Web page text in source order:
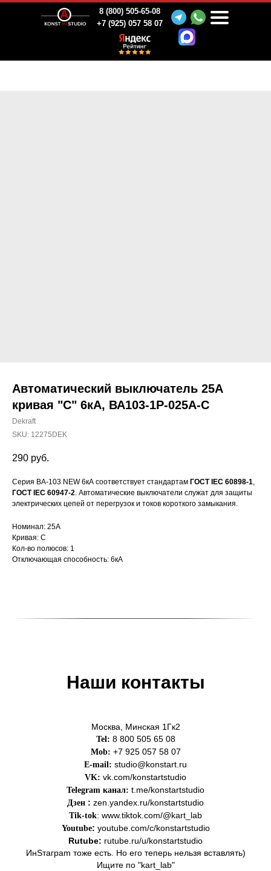
+7 (925) 057 58 07
8 (800) 505-65-08
Автоматический выключатель 25А
кривая "С" 6кА, ВА103-1P-025A-C
Dekraft
SKU: 12275DEK
290 руб.
Серия ВА-103 NEW 6кА соответствует стандартам ГОСТ IEC 60898-1,
ГОСТ IEC 60947-2. Автоматические выключатели служат для защиты
электрических цепей от перегрузок и токов короткого замыкания.
Номинал: 25А
Кривая: С
Кол-во полюсов: 1
Отключающая способность: 6кА
Наши контакты
Москва, Минская 1Гк2
Tel: 8 800 505 65 08
Mob: +7 925 057 58 07
E-mail: studio@konstart.ru
VK: vk.com/konstartstudio
Telegram канал: t.me/konstartstudio
Дзен : zen.yandex.ru/konstartstudio
Tik-tok: www.tiktok.com/@kart_lab
Youtube: youtube.com/c/konstartstudio
Rutube: rutube.ru/u/konstartstudio
ИнSтаграm тоже есть. Но его теперь нельзя вставлять)
Ищите по "kart_lab"